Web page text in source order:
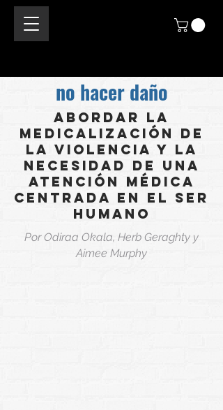
no hacer daño
Abordar la
medicalización de
la violencia y la
necesidad de una
atención médica
centrada en el ser
humano
Por Odiraa Okala, Herb Geraghty y
Aimee Murphy